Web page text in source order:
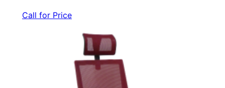
Call for Price